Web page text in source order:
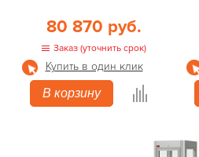
80 870 руб.
Заказ (уточнить срок)
Купить в один клик
В корзину